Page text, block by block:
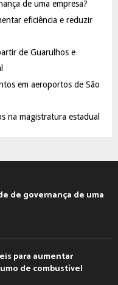
R
de uma empresa?
eficiência e reduzir
de Guarulhos e
em aeroportos de São
na magistratura estadual
de governança de uma
para aumentar
de combustível